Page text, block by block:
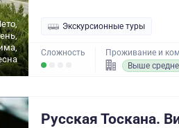
Экскурсионные туры
Сложность
Проживание и
Выше
Русская Тоскана.